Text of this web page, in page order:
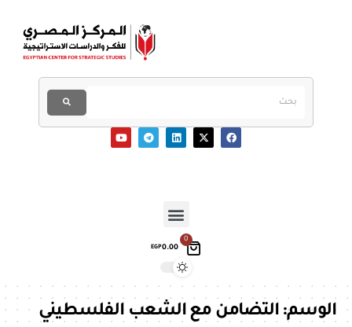
0
EGP0.00
الوسم:التضامن مع الشعب الفلسطيني